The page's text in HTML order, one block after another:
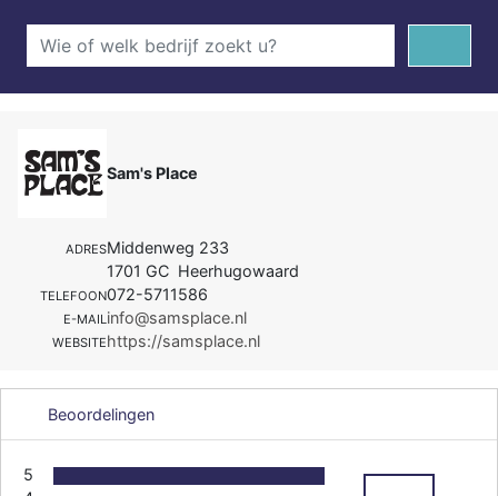
Sam's Place
ADRESMiddenweg 233
1701 GC Heerhugowaard
TELEFOON072-5711586
E-MAILinfo@samsplace.nl
WEBSITEhttps://samsplace.nl
Beoordelingen
5